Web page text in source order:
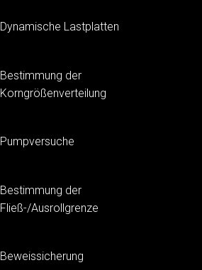
Dynamische Lastplatten
Bestimmung der
Korngrößenverteilung
Pumpversuche
Bestimmung der
Fließ-/Ausrollgrenze
Beweissicherung